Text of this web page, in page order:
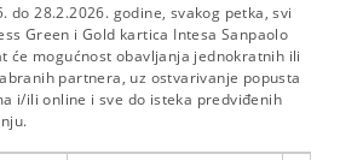
do 28.2.2026. godine, svakog petka, svi
Green i Gold kartica Intesa Sanpaolo
će mogućnost obavljanja jednokratnih ili
partnera, uz ostvarivanje popusta
i/ili online i sve do isteka predviđenih